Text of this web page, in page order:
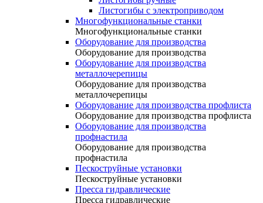
Листогибы с электроприводом
Многофункциональные станки
Многофункциональные станки
Оборудование для производства
Оборудование для производства
Оборудование для производства
металлочерепицы
Оборудование для производства
металлочерепицы
Оборудование для производства профлиста
Оборудование для производства профлиста
Оборудование для производства
профнастила
Оборудование для производства
профнастила
Пескоструйные установки
Пескоструйные установки
Пресса гидравлические
Пресса гидравлические